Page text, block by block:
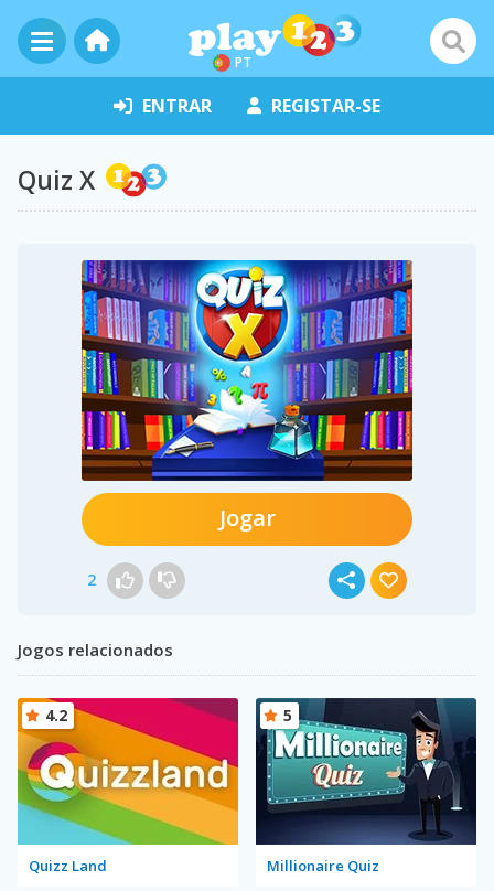
PT
ENTRAR REGISTAR-SE
Quiz X
Jogar
2
Jogos relacionados
Quizz Land
4.2
Millionaire Quiz
5